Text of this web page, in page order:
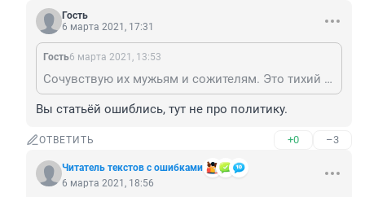
Гость
6 марта 2021, 17:31
Гость6 марта 2021, 13:53
Сочувствую их мужьям и сожителям. Это тихий ужас! Даже если в квартире есть кошка с своей коротенькой шерстью - эта шерсть попадается повсюду. А тут такая волосня!
Вы статьёй ошиблись, тут не про политику.
ОТВЕТИТЬ +0 –3
Читатель текстов с ошибками
6 марта 2021, 18:56